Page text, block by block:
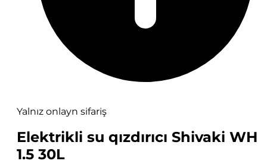
Yalnız onlayn sifariş
Elektrikli su qızdırıcı Shivaki WH
1.5 30L